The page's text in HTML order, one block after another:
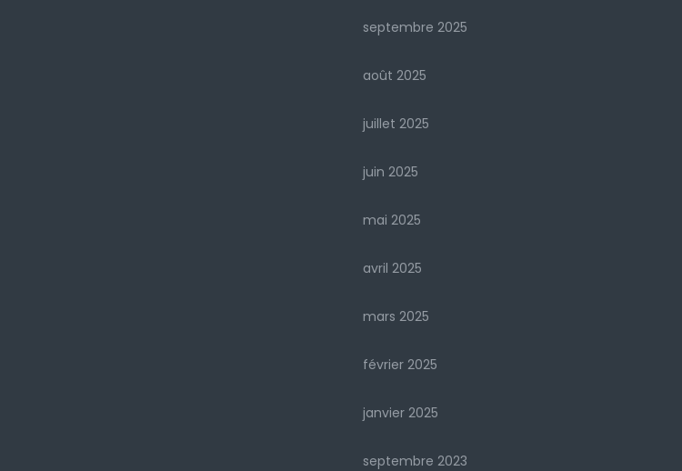
septembre 2025
août 2025
juillet 2025
juin 2025
mai 2025
avril 2025
mars 2025
février 2025
janvier 2025
septembre 2023